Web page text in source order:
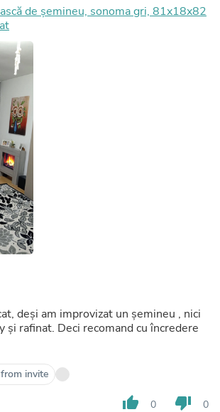
de șemineu, sonoma gri, 81x18x82
deși am improvizat un șemineu , nici
și rafinat. Deci recomand cu încredere
invite
thumb_up 0 thumb_down 0